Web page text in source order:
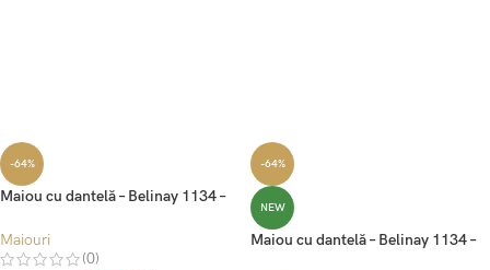
-64%
Maiou cu dantelă – Belinay 1134 –
Maiouri
(0)
-64%
NEW
Maiou cu dantelă – Belinay 1134 –